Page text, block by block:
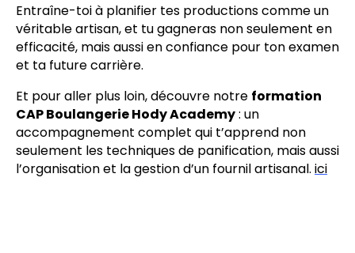
Entraîne-toi à planifier tes productions comme un
véritable artisan, et tu gagneras non seulement en
efficacité, mais aussi en confiance pour ton examen
et ta future carrière.
Et pour aller plus loin, découvre notre formation
CAP Boulangerie Hody Academy: un
accompagnement complet qui t’apprend non
seulement les techniques de panification, mais aussi
l’organisation et la gestion d’un fournil artisanal. ici